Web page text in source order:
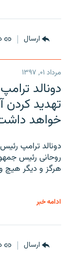
ارسال
مرداد ۰۱, ۱۳۹۷
دونالد
تهدید کردن
خواهد
دونالد ترامپ
روحانی رئیس
هرگز و دیگر هیچ
ادامه خبر
ارسال